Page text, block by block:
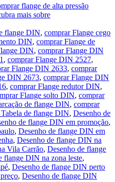
flange de alta pressão
mais sobre
flange DIN, comprar Flange cego
DIN, comprar Flange de
DIN, comprar Flange DIN
, comprar Flange DIN 2527,
Flange DIN 2633, comprar
DIN 2673, comprar Flange DIN
, comprar Flange redutor DIN,
Flange solto DIN, comprar
de flange DIN, comprar
de flange DIN, Desenho de
de flange DIN em promoção,
, Desenho de flange DIN em
, Desenho de flange DIN na
Vila Carrão, Desenho de flange
flange DIN na zona leste,
, Desenho de flange DIN perto
, Desenho de flange DIN